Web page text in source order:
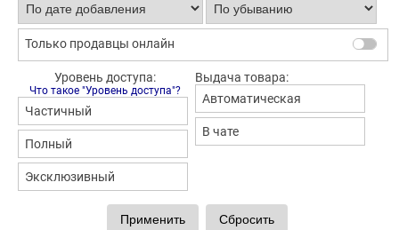
Только продавцы онлайн
Уровень доступа:
Что такое "Уровень доступа"?
Частичный
Полный
Эксклюзивный
Выдача товара:
Автоматическая
В чате